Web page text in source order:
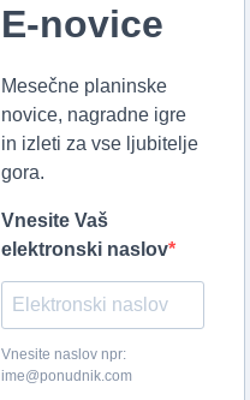
E-novice
Mesečne planinske
novice, nagradne igre
in izleti za vse ljubitelje
gora.
Vnesite Vaš
elektronski naslov
Vnesite naslov npr:
ime@ponudnik.com